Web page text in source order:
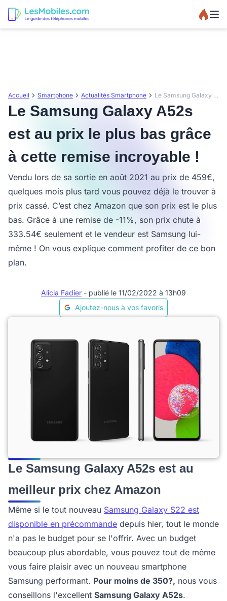
Accueil Smartphone Actualités Smartphone Le Samsung Galaxy A52s est au prix le plus bas grâce à cette remise incroyable !
Le Samsung Galaxy A52s
est au prix le plus bas grâce
à cette remise incroyable !
Vendu lors de sa sortie en août 2021 au prix de 459€,
quelques mois plus tard vous pouvez déjà le trouver à
prix cassé. C’est chez Amazon que son prix est le plus
bas. Grâce à une remise de -11%, son prix chute à
333.54€ seulement et le vendeur est Samsung lui-
même ! On vous explique comment profiter de ce bon
plan.
Alicia Fadier - publié le 11/02/2022 à 13h09
Ajoutez-nous à vos favoris
Le Samsung Galaxy A52s est au
meilleur prix chez Amazon
Même si le tout nouveau Samsung Galaxy S22 est
disponible en précommande depuis hier, tout le monde
n'a pas le budget pour se l'offrir. Avec un budget
beaucoup plus abordable, vous pouvez tout de même
vous faire plaisir avec un nouveau smartphone
Samsung performant. Pour moins de 350?, nous vous
conseillons l'excellent Samsung Galaxy A52s.